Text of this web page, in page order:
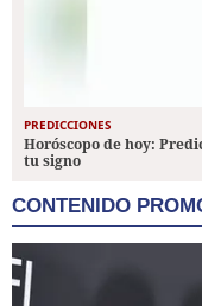
PREDICCIONES
Horóscopo de hoy:
tu signo
CONTENIDO